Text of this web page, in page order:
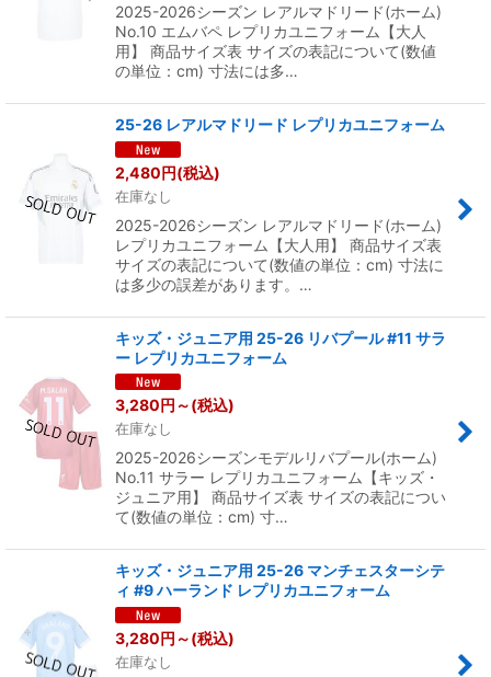
2025-2026シーズン レアルマドリード(ホーム)
No.10 エムバペ レプリカユニフォーム【大人
用】 商品サイズ表 サイズの表記について(数値
の単位：cm) 寸法には多…
25-26 レアルマドリード レプリカユニフォーム
2,480円(税込)
在庫なし
2025-2026シーズン レアルマドリード(ホーム)
レプリカユニフォーム【大人用】 商品サイズ表
サイズの表記について(数値の単位：cm) 寸法に
は多少の誤差があります。…
キッズ・ジュニア用 25-26 リバプール #11 サラ
ー レプリカユニフォーム
3,280円 ～(税込)
在庫なし
2025-2026シーズンモデルリバプール(ホーム)
No.11 サラー レプリカユニフォーム【キッズ・
ジュニア用】 商品サイズ表 サイズの表記につい
て(数値の単位：cm) 寸…
キッズ・ジュニア用 25-26 マンチェスターシテ
ィ #9 ハーランド レプリカユニフォーム
3,280円 ～(税込)
在庫なし